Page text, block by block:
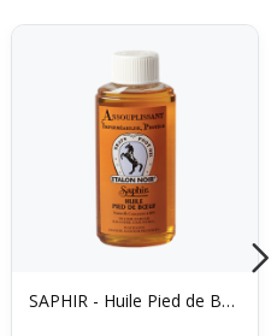
SAPHIR - Huile Pied de Boeuf 200ml